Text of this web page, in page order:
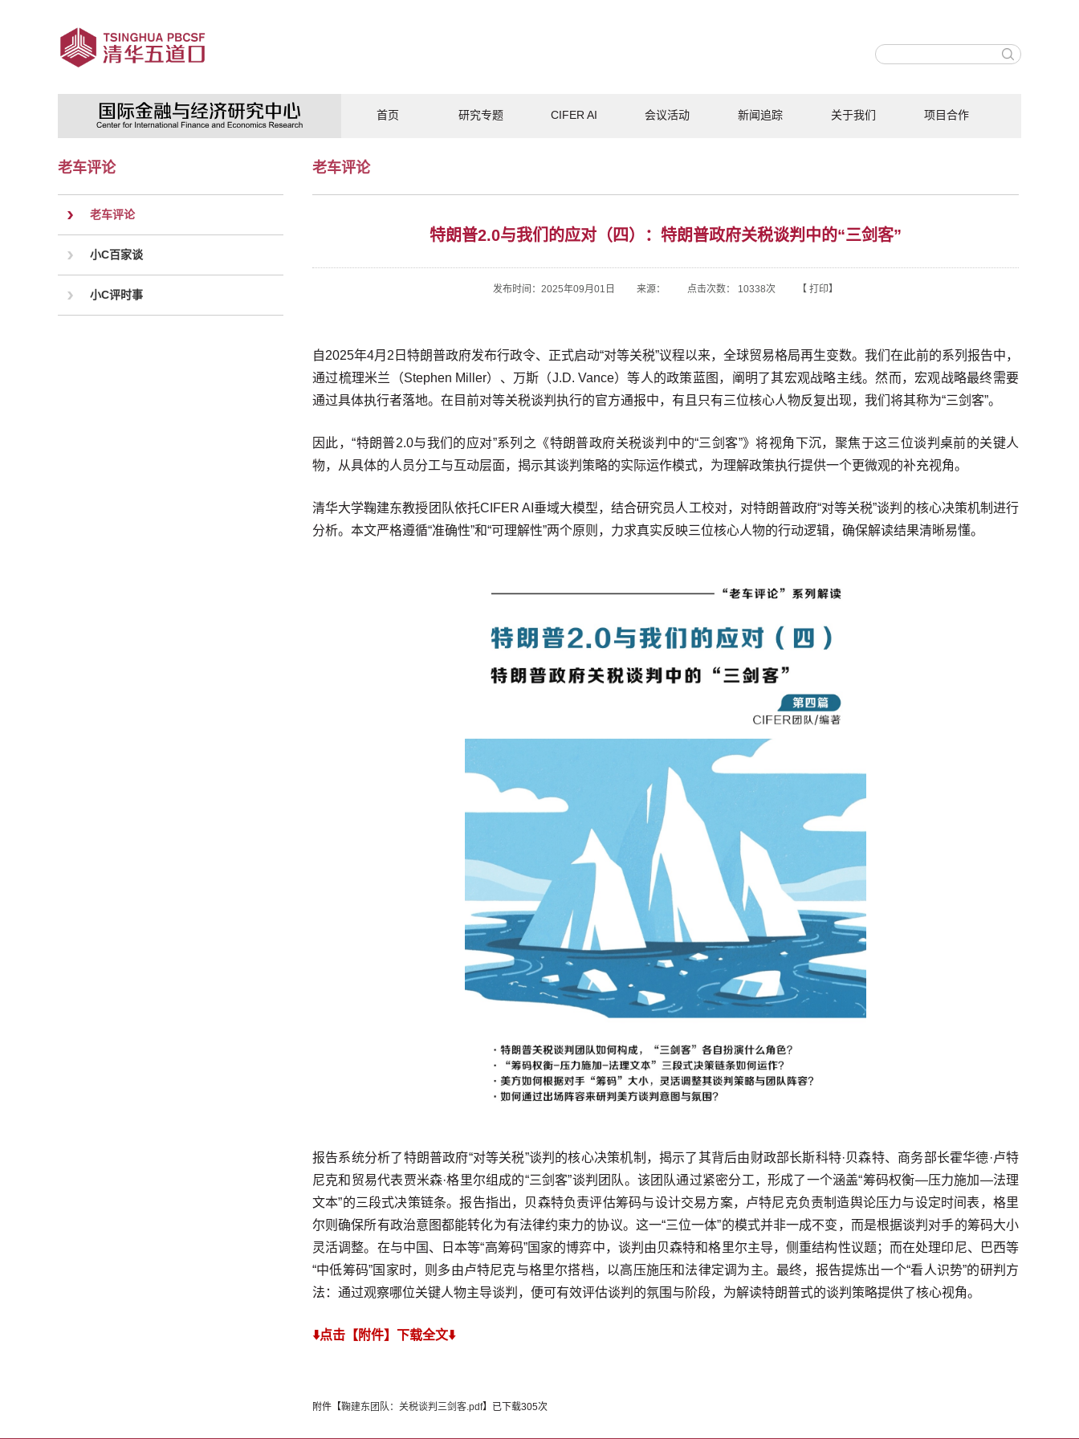
首页 研究专题 CIFER AI 会议活动 新闻追踪 关于我们 项目合作
老车评论
老车评论
小C百家谈
小C评时事
老车评论
特朗普2.0与我们的应对（四）：特朗普政府关税谈判中的“三剑客”
发布时间：2025年09月01日 来源： 点击次数： 10338次 【 打印】
自2025年4月2日特朗普政府发布行政令、正式启动“对等关税”议程以来，全球贸易格局再生变数。我们在此前的系列报告中，
通过梳理米兰（Stephen Miller）、万斯（J.D. Vance）等人的政策蓝图，阐明了其宏观战略主线。然而，宏观战略最终需要
通过具体执行者落地。在目前对等关税谈判执行的官方通报中，有且只有三位核心人物反复出现，我们将其称为“三剑客”。
因此，“特朗普2.0与我们的应对”系列之《特朗普政府关税谈判中的“三剑客”》将视角下沉，聚焦于这三位谈判桌前的关键人
物，从具体的人员分工与互动层面，揭示其谈判策略的实际运作模式，为理解政策执行提供一个更微观的补充视角。
清华大学鞠建东教授团队依托CIFER AI垂域大模型，结合研究员人工校对，对特朗普政府“对等关税”谈判的核心决策机制进行
分析。本文严格遵循“准确性”和“可理解性”两个原则，力求真实反映三位核心人物的行动逻辑，确保解读结果清晰易懂。
报告系统分析了特朗普政府“对等关税”谈判的核心决策机制，揭示了其背后由财政部长斯科特·贝森特、商务部长霍华德·卢特
尼克和贸易代表贾米森·格里尔组成的“三剑客”谈判团队。该团队通过紧密分工，形成了一个涵盖“筹码权衡—压力施加—法理
文本”的三段式决策链条。报告指出，贝森特负责评估筹码与设计交易方案，卢特尼克负责制造舆论压力与设定时间表，格里
尔则确保所有政治意图都能转化为有法律约束力的协议。这一“三位一体”的模式并非一成不变，而是根据谈判对手的筹码大小
灵活调整。在与中国、日本等“高筹码”国家的博弈中，谈判由贝森特和格里尔主导，侧重结构性议题；而在处理印尼、巴西等
“中低筹码”国家时，则多由卢特尼克与格里尔搭档，以高压施压和法律定调为主。最终，报告提炼出一个“看人识势”的研判方
法：通过观察哪位关键人物主导谈判，便可有效评估谈判的氛围与阶段，为解读特朗普式的谈判策略提供了核心视角。
⬇️点击【附件】下载全文⬇️
附件【鞠建东团队：关税谈判三剑客.pdf】已下载305次